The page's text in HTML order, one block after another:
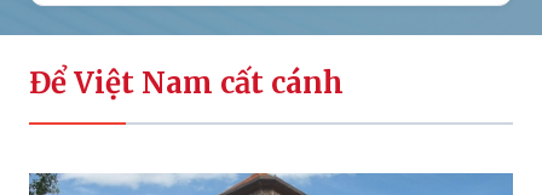
Để Việt Nam cất cánh